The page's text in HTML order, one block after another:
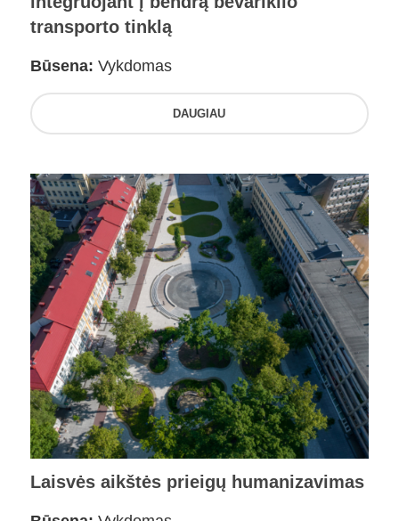
transporto tinklą
Būsena: Vykdomas
DAUGIAU
Laisvės aikštės prieigų humanizavimas